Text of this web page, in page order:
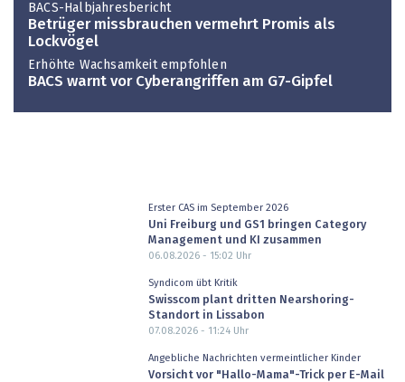
BACS-Halbjahresbericht
Betrüger missbrauchen vermehrt Promis als
Lockvögel
Erhöhte Wachsamkeit empfohlen
BACS warnt vor Cyberangriffen am G7-Gipfel
Erster CAS im September 2026
Uni Freiburg und GS1 bringen Category
Management und KI zusammen
06.08.2026 - 15:02 Uhr
Syndicom übt Kritik
Swisscom plant dritten Nearshoring-
Standort in Lissabon
07.08.2026 - 11:24Uhr
Angebliche Nachrichten vermeintlicher Kinder
Vorsicht vor "Hallo-Mama"-Trick per E-Mail